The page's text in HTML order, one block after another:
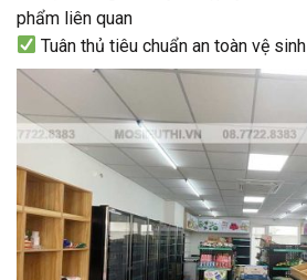
phẩm liên quan
Tuân thủ tiêu chuẩn an toàn vệ